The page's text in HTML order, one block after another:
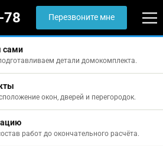
78 Перезвоните мне
сами
детали домокомплекта.
окон, дверей и перегородок.
работ до окончательного расчёта.